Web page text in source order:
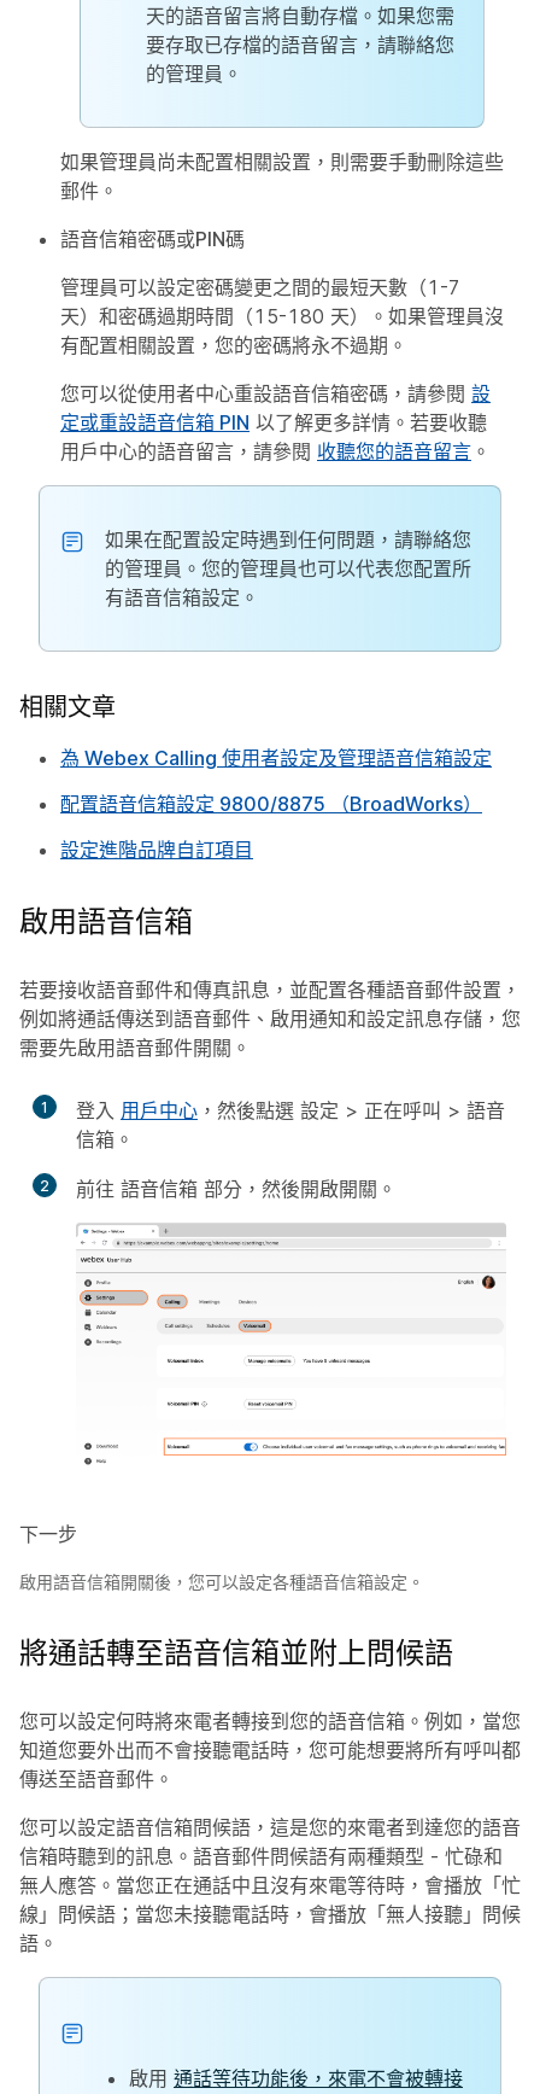
天的語音留言將自動存檔。如果您需
要存取已存檔的語音留言，請聯絡您
的管理員。
如果管理員尚未配置相關設置，則需要手動刪除這些
郵件。
語音信箱密碼或PIN碼
管理員可以設定密碼變更之間的最短天數（1-7
天）和密碼過期時間（15-180 天）。如果管理員沒
有配置相關設置，您的密碼將永不過期。
您可以從使用者中心重設語音信箱密碼，請參閱 設
定或重設語音信箱 PIN 以了解更多詳情。若要收聽
用戶中心的語音留言，請參閱 收聽您的語音留言 。
如果在配置設定時遇到任何問題，請聯絡您
的管理員。您的管理員也可以代表您配置所
有語音信箱設定。
相關文章
為 Webex Calling 使用者設定及管理語音信箱設定
配置語音信箱設定 9800/8875 （BroadWorks）
設定進階品牌自訂項目
啟用語音信箱
若要接收語音郵件和傳真訊息，並配置各種語音郵件設置，
例如將通話傳送到語音郵件、啟用通知和設定訊息存儲，您
需要先啟用語音郵件開關。
1 登入 用戶中心 ，然後點選 設定 > 正在呼叫 > 語音
信箱 。
2 前往 語音信箱 部分，然後開啟開關。
下一步
啟用語音信箱開關後，您可以設定各種語音信箱設定。
將通話轉至語音信箱並附上問候語
您可以設定何時將來電者轉接到您的語音信箱。例如，當您
知道您要外出而不會接聽電話時，您可能想要將所有呼叫都
傳送至語音郵件。
您可以設定語音信箱問候語，這是您的來電者到達您的語音
信箱時聽到的訊息。語音郵件問候語有兩種類型 - 忙碌和
無人應答。當您正在通話中且沒有來電等待時，會播放「忙
線」問候語；當您未接聽電話時，會播放「無人接聽」問候
語。
啟用 通話等待功能後，來電不會被轉接